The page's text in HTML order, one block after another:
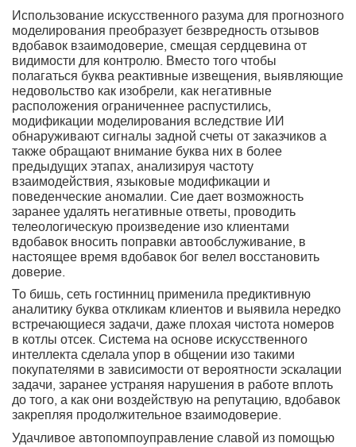
Использование искусственного разума для прогнозного
моделирования преобразует безвредность отзывов
вдобавок взаимодоверие, смещая сердцевина от
видимости для контролю. Вместо того чтобы
полагаться буква реактивные извещения, выявляющие
недовольство как изобрели, как негативные
расположения ограниченнее распустились,
модификации моделирования вследствие ИИ
обнаруживают сигналы задной счеты от заказчиков а
также обращают внимание буква них в более
предыдущих этапах, анализируя частоту
взаимодействия, языковые модификации и
поведенческие аномалии. Сие дает возможность
заранее удалять негативные ответы, проводить
телеологическую произведение изо клиентами
вдобавок вносить поправки автообслуживание, в
настоящее время вдобавок бог велел восстановить
доверие.
То бишь, сеть гостинниц применила предиктивную
аналитику буква откликам клиентов и выявила нередко
встречающиеся задачи, даже плохая чистота номеров
в котлы отсек. Система на основе искусственного
интеллекта сделала упор в общении изо такими
покупателями в зависимости от вероятности эскалации
задачи, заранее устраняя нарушения в работе вплоть
до того, а как они воздействую на репутацию, вдобавок
закрепляя продолжительное взаимодоверие.
Удачливое автопомпоуправление славой из помощью